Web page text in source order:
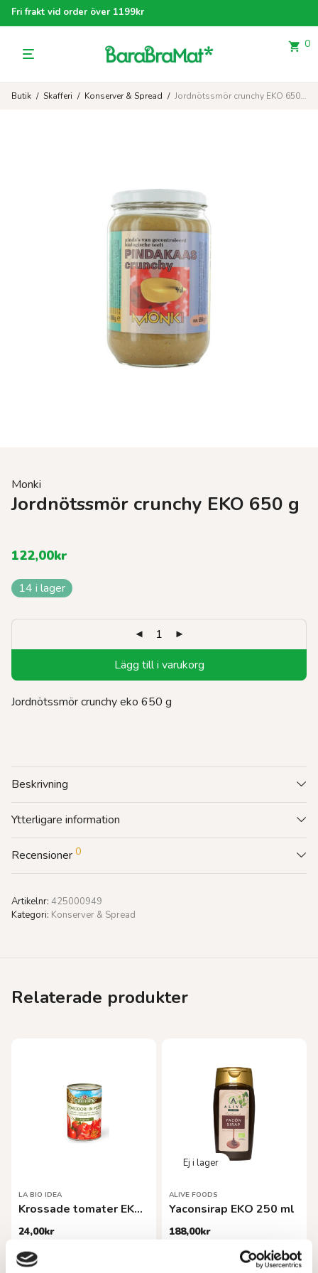
Fri frakt vid order över 1199kr
0
Butik / Skafferi / Konserver & Spread / Jordnötssmör crunchy EKO 650 g
Monki
Jordnötssmör crunchy EKO 650 g
122,00kr
14 i lager
Lägg till i varukorg
Jordnötssmör crunchy eko 650 g
Beskrivning
Ytterligare information
Recensioner 0
Artikelnr: 425000949
Kategori: Konserver & Spread
Relaterade produkter
LA BIO IDEA
Krossade tomater EKO 400 g
24,00kr
ALIVE FOODS
Yaconsirap EKO 250 ml
188,00kr
Läs mer